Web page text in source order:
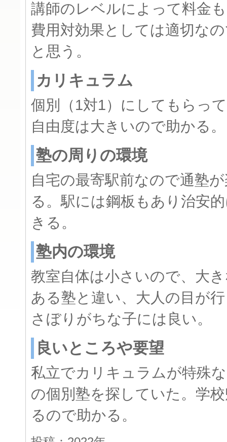
講師のレベルによって料金
費用対効果としては適切な
と思う。
カリキュラム
個別（1対1）にしてもらっ
自由度は大きいので助かる。
塾の周りの環境
自宅の最寄駅前なので通塾
る。駅には鋼板もあり治安
きる。
塾内の環境
教室自体は小さいので、大
ある塾と違い、大人の目が
さぼりがちな子には良い。
良いところや要望
私立でカリキュラムが特殊
の個別塾を探していた。学
るので助かる。